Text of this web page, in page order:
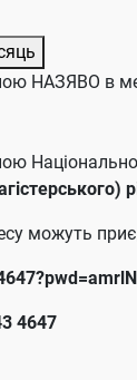
НАЗЯВО в
можуть
4647